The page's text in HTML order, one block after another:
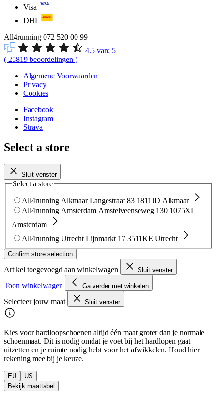
Visa
DHL
All4running 072 520 00 99
4.5 van: 5
( 25819 beoordelingen )
Algemene Voorwaarden
Privacy
Cookies
Facebook
Instagram
Strava
Select a store
Sluit venster
Select a store
All4running Alkmaar Langestraat 83 1811JD Alkmaar
All4running Amsterdam Amstelveenseweg 130 1075XL
Amsterdam
All4running Utrecht Lijnmarkt 17 3511KE Utrecht
Confirm store selection
Artikel toegevoegd aan winkelwagen Sluit venster
Toon winkelwagen Ga verder met winkelen
Selecteer jouw maat Sluit venster
Kies voor hardloopschoenen altijd één maat groter dan je normale
schoenmaat. Dit is nodig omdat je voet bij het hardlopen gaat
uitzetten en je ruimte nodig hebt voor het afwikkelen. Houd hier
rekening mee bij je keuze.
EU
US
Bekijk maattabel